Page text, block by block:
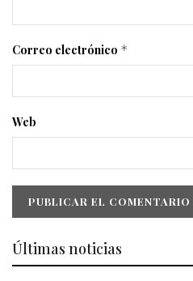
Correo electrónico *
Web
Últimas noticias